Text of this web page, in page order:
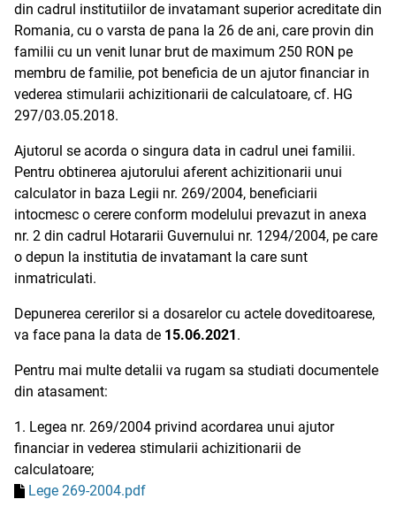
din cadrul institutiilor de invatamant superior acreditate din
Romania, cu o varsta de pana la 26 de ani, care provin din
familii cu un venit lunar brut de maximum 250 RON pe
membru de familie, pot beneficia de un ajutor financiar in
vederea stimularii achizitionarii de calculatoare, cf. HG
297/03.05.2018.
Ajutorul se acorda o singura data in cadrul unei familii.
Pentru obtinerea ajutorului aferent achizitionarii unui
calculator in baza Legii nr. 269/2004, beneficiarii
intocmesc o cerere conform modelului prevazut in anexa
nr. 2 din cadrul Hotararii Guvernului nr. 1294/2004, pe care
o depun la institutia de invatamant la care sunt
inmatriculati.
Depunerea cererilor si a dosarelor cu actele doveditoarese,
va face pana la data de 15.06.2021.
Pentru mai multe detalii va rugam sa studiati documentele
din atasament:
1. Legea nr. 269/2004 privind acordarea unui ajutor
financiar in vederea stimularii achizitionarii de
calculatoare;
Lege 269-2004.pdf